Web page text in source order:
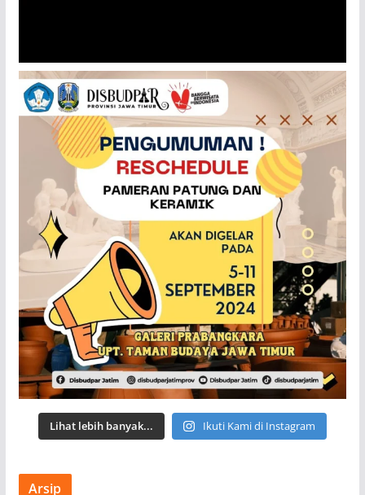
Lihat lebih banyak... Ikuti Kami di Instagram
Arsip